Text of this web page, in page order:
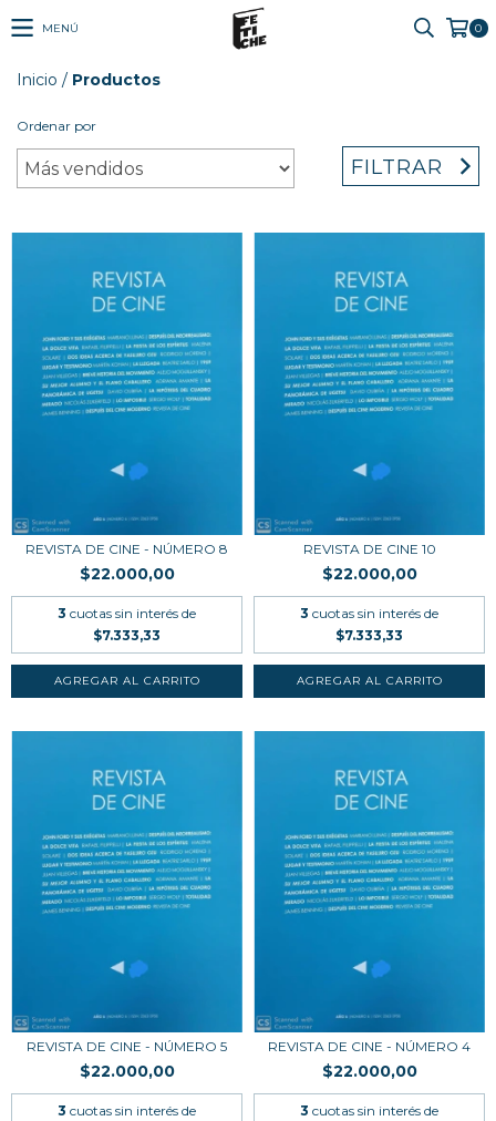
MENÚ 0
Inicio / Productos
Ordenar por
FILTRAR
REVISTA DE CINE - NÚMERO 8
$22.000,00
3 cuotas sin interés de
$7.333,33
REVISTA DE CINE 10
$22.000,00
3 cuotas sin interés de
$7.333,33
REVISTA DE CINE - NÚMERO 5
$22.000,00
3 cuotas sin interés de
REVISTA DE CINE - NÚMERO 4
$22.000,00
3 cuotas sin interés de